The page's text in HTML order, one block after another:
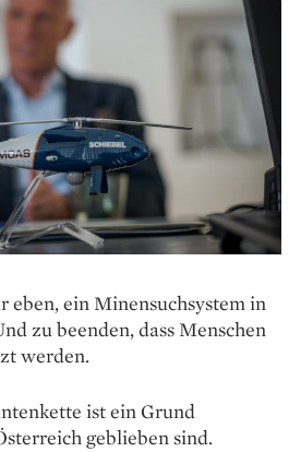
eben, ein Minensuchsystem in
zu beenden, dass Menschen
werden.
ist ein Grund
geblieben sind.